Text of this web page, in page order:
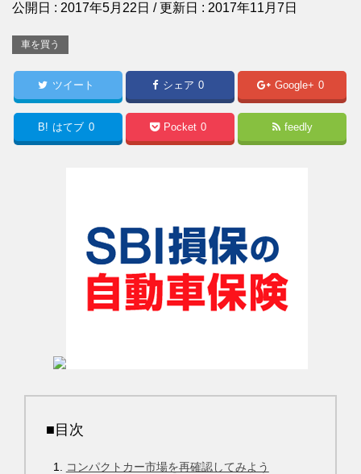
公開日 : 2017年5月22日 / 更新日 : 2017年11月7日
車を買う
ツイート シェア 0 Google+ 0
B! はてブ 0 Pocket 0 feedly
■目次
コンパクトカー市場を再確認してみよう